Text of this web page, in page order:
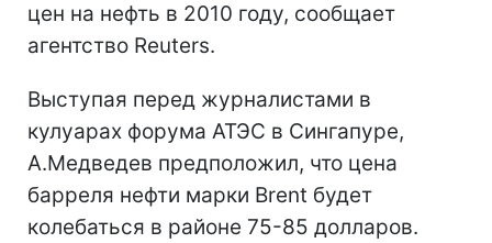
цен на нефть в 2010 году, сообщает
агентство Reuters.
Выступая перед журналистами в
кулуарах форума АТЭС в Сингапуре,
А.Медведев предположил, что цена
барреля нефти марки Brent будет
колебаться в районе 75-85 долларов.